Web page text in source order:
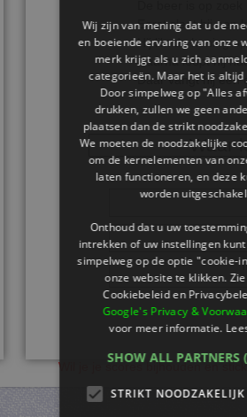
Eerst slaat hij een
Hij likt de honing
Daarna loopt hij
Daar vangt hij een
Waar
Wil je je scores bijhouden en
Wij zijn van mening dat u de
en boeiende ervaring van onze
merk krijgt als u zich
categorieën. Maar het is altijd
Door simpelweg op "Alles
drukken, zullen we geen
plaatsen dan de strikt
We moeten de noodzakelijke
om de kernelementen van
laten functioneren, en deze
worden
Onthoud dat u uw
intrekken of uw instellingen
simpelweg op de optie "cookie-
onze website te klikken. Zie
Cookiebeleid en
Google's Privacy &
voor meer informatie.
SHOW ALL PARTNERS
STRIKT NOODZAKELIJK